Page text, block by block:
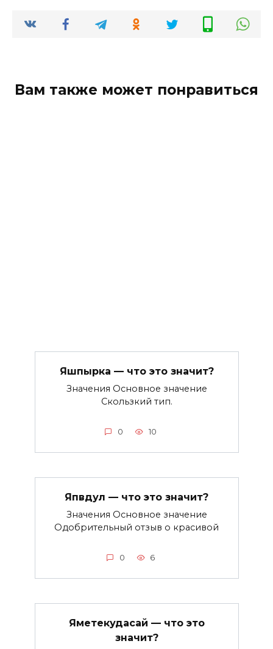
Вам также может понравиться
Яшпырка — что это значит?
Значения Основное значение
Скользкий тип.
0 10
Япвдул — что это значит?
Значения Основное значение
Одобрительный отзыв о красивой
0 6
Яметекудасай — что это
значит?